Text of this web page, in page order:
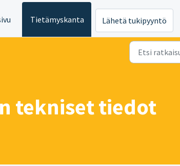
Tietämyskanta Lähetä tukipyyntö
tekniset tiedot